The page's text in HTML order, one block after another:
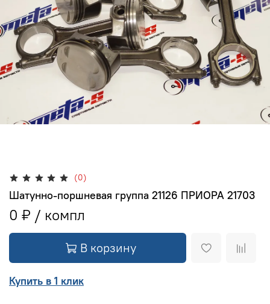
(0)
Шатунно-поршневая группа 21126 ПРИОРА 21703
0 ₽
В корзину
Купить в 1 клик